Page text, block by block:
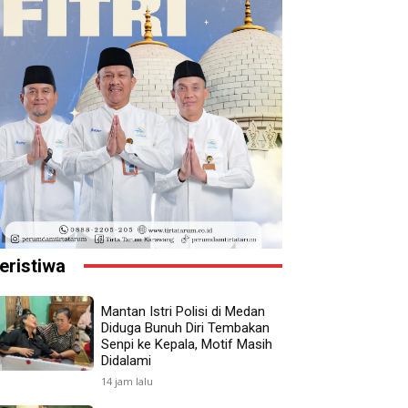
Mantan Istri Polisi di Medan
Diduga Bunuh Diri Tembakan
Senpi ke Kepala, Motif Masih
Didalami
14 jam lalu